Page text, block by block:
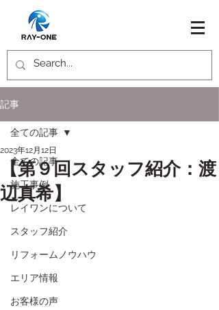
記事
全ての記事
施工事例
レイワンについて
スタッフ紹介
リフォームノウハウ
エリア情報
お客様の声
全ての記事
【第９回スタッフ紹介：渡
辺真希】
2023年12月12日